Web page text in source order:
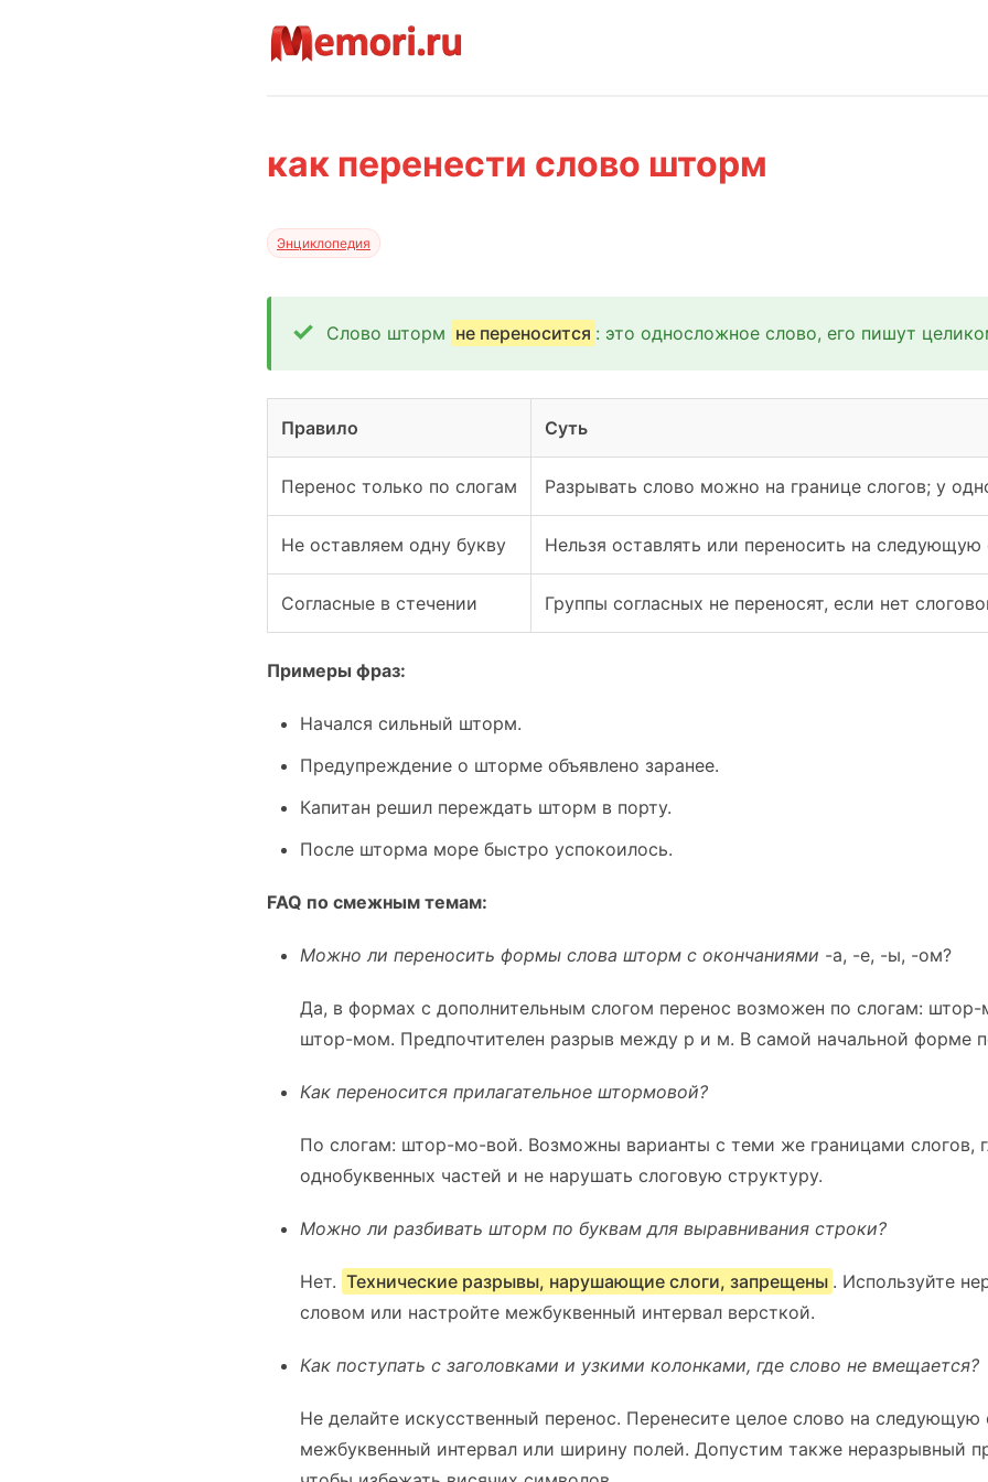
как перенести слово шторм
Энциклопедия
Слово шторм не переносится : это односложное слово, его пишут
Правило Суть
Перенос только по слогам Разрывать слово можно на границе слогов; у
Не оставляем одну букву Нельзя оставлять или переносить на следующую
Согласные в стечении Группы согласных не переносят, если нет
Примеры фраз:
Начался сильный шторм.
Предупреждение о шторме объявлено заранее.
Капитан решил переждать шторм в порту.
После шторма море быстро успокоилось.
FAQ по смежным темам:
Можно ли переносить формы слова шторм с окончаниями -а, -е, -ы, -ом?
Да, в формах с дополнительным слогом перенос возможен по слогам:
штор-мом. Предпочтителен разрыв между р и м. В самой начальной форме
Как переносится прилагательное штормовой?
По слогам: штор-мо-вой. Возможны варианты с теми же границами слогов,
однобуквенных частей и не нарушать слоговую структуру.
Можно ли разбивать шторм по буквам для выравнивания строки?
Нет. Технические разрывы, нарушающие слоги, запрещены . Используйте
словом или настройте межбуквенный интервал версткой.
Как поступать с заголовками и узкими колонками, где слово не вмещается?
Не делайте искусственный перенос. Перенесите целое слово на следующую
межбуквенный интервал или ширину полей. Допустим также неразрывный